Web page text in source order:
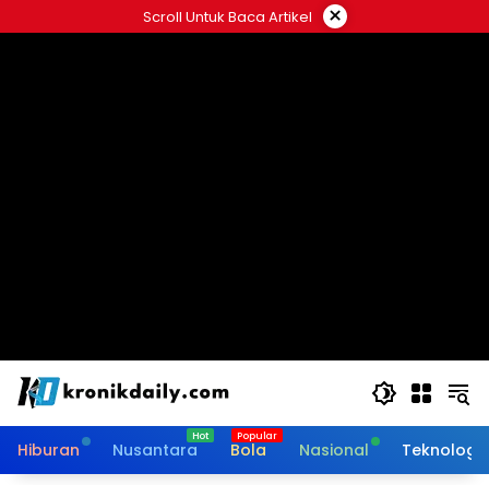
ke
Scroll Untuk Baca Artikel ×
Hiburan Nusantara Bola Nasional Teknologi